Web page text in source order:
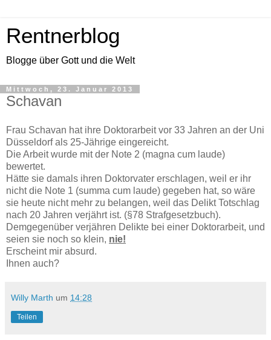
Rentnerblog
Blogge über Gott und die Welt
Mittwoch, 23. Januar 2013
Schavan
Frau Schavan hat ihre Doktorarbeit vor 33 Jahren an der Uni
Düsseldorf als 25-Jährige eingereicht.
Die Arbeit wurde mit der Note 2 (magna cum laude)
bewertet.
Hätte sie damals ihren Doktorvater erschlagen, weil er ihr
nicht die Note 1 (summa cum laude) gegeben hat, so wäre
sie heute nicht mehr zu belangen, weil das Delikt Totschlag
nach 20 Jahren verjährt ist. (§78 Strafgesetzbuch).
Demgegenüber verjähren Delikte bei einer Doktorarbeit, und
seien sie noch so klein, nie!
Erscheint mir absurd.
Ihnen auch?
Willy Marth um 14:28
Teilen